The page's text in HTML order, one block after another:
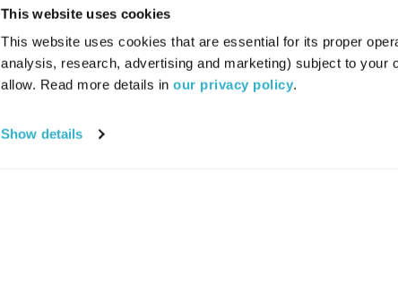
This website uses cookies
This website uses cookies that are essential for its proper
analysis, research, advertising and marketing) subject to your
allow. Read more details in our privacy policy.
Show details